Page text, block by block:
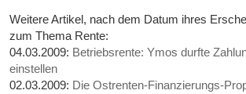
Weitere Artikel, nach dem Datum ihres
zum Thema Rente:
04.03.2009: Betriebsrente: Ymos durfte
einstellen
02.03.2009: Die Ostrenten-Finanzierungs-